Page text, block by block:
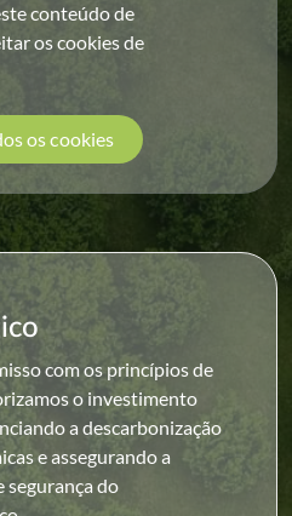
conteúdo de
os cookies de
os cookies
com os princípios de
o investimento
a descarbonização
e assegurando a
segurança do